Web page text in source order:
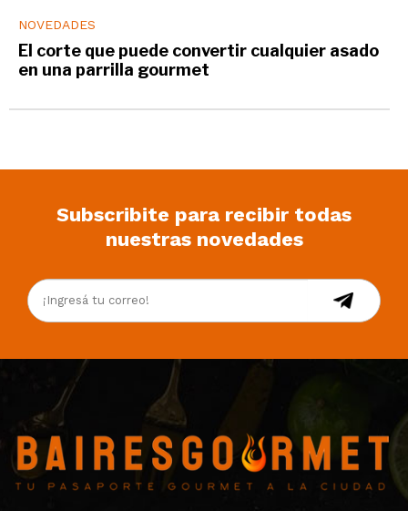
NOVEDADES
El corte que puede convertir cualquier asado
en una parrilla gourmet
Subscribite para recibir todas
nuestras novedades